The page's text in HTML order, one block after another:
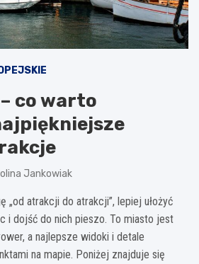
co warto
Jankowiak
„od atrakcji do atrakcji”, lepiej ułożyć
i dojść do nich pieszo. To miasto jest
a najlepsze widoki i detale
na mapie. Poniżej znajduje się